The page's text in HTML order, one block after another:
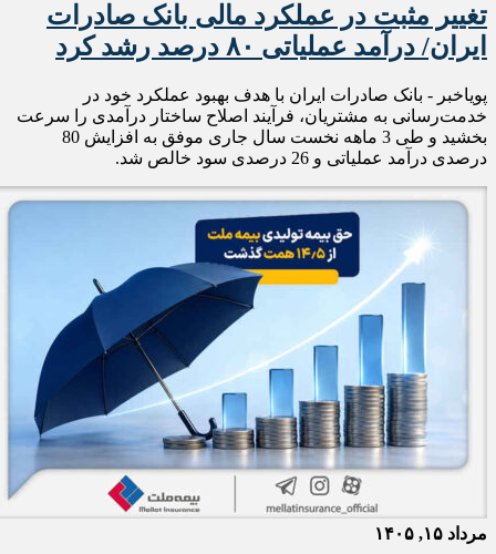
تغییر مثبت در عملکرد مالی بانک صادرات
ایران/ درآمد عملیاتی ۸۰ درصد رشد کرد
پویاخبر - ​بانک صادرات ایران با هدف بهبود عملکرد خود در
خدمت‌رسانی به مشتریان، فرآیند اصلاح ساختار درآمدی را سرعت
بخشید و طی 3 ماهه نخست سال جاری موفق به افزایش 80
درصدی درآمد عملیاتی و 26 درصدی سود خالص شد.
مرداد ۱۵, ۱۴۰۵